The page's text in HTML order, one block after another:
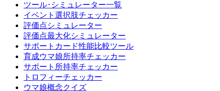
ツール･シミュレーター一覧
イベント選択肢チェッカー
評価点シミュレーター
評価点最大化シミュレーター
サポートカード性能比較ツール
育成ウマ娘所持率チェッカー
サポート所持率チェッカー
トロフィーチェッカー
ウマ娘概念クイズ